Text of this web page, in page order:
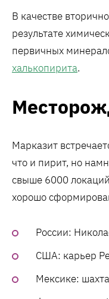
В качестве
результате
первичных
халькопирита.
Марказит
что и пирит, но
свыше 6000
хорошо
России:
США: карьер
Мексике: